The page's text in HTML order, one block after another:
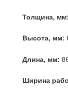
Толщина, мм:
Высота, мм:
Длина, мм:
Ширина